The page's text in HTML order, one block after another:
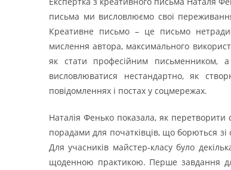
письма ми висловлюємо свої
Креативне письмо – це письмо
мислення автора, максимального
як стати професійним письменником,
висловлюватися нестандартно, як
повідомленнях і постах у соцмережах.
Наталія Фенько показала, як перетворити
порадами для початківців, що борються
Для учасників майстер-класу було
щоденною практикою. Перше завдання